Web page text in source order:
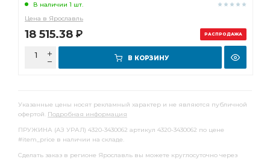
РАСПРОДАЖА
В наличии 1 шт.
Цена в Ярославль
18 515.38 Р
В КОРЗИНУ
Указанные цены носят рекламный характер и не являются публичной
офертой. Подробная информация
ПРУЖИНА (АЗ УРАЛ) 4320-3430062 артикул 4320-3430062 по цене
#item_price в наличии на складе.
Сделать заказ в регионе Ярославль вы можете круглосуточно через